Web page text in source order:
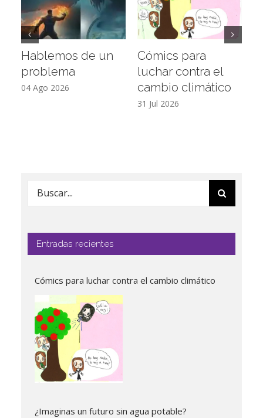
Hablemos de un
problema
04 Ago 2026
Cómics para
luchar contra el
cambio climático
31 Jul 2026
Buscar:
Entradas recientes
Cómics para luchar contra el cambio climático
¿Imaginas un futuro sin agua potable?